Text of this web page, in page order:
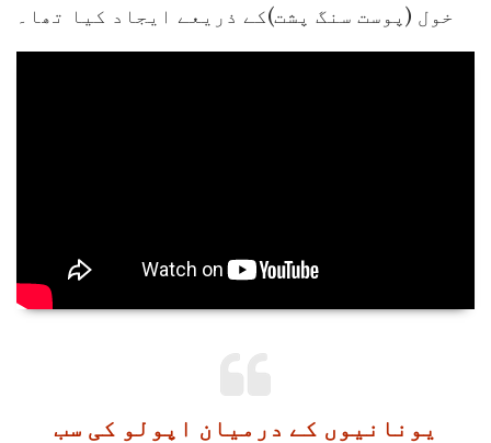
خول (پوست سنگ پشت)کے ذریعے ایجاد کیا تھا۔
یونانیوں کے درمیان اپولو کی سب